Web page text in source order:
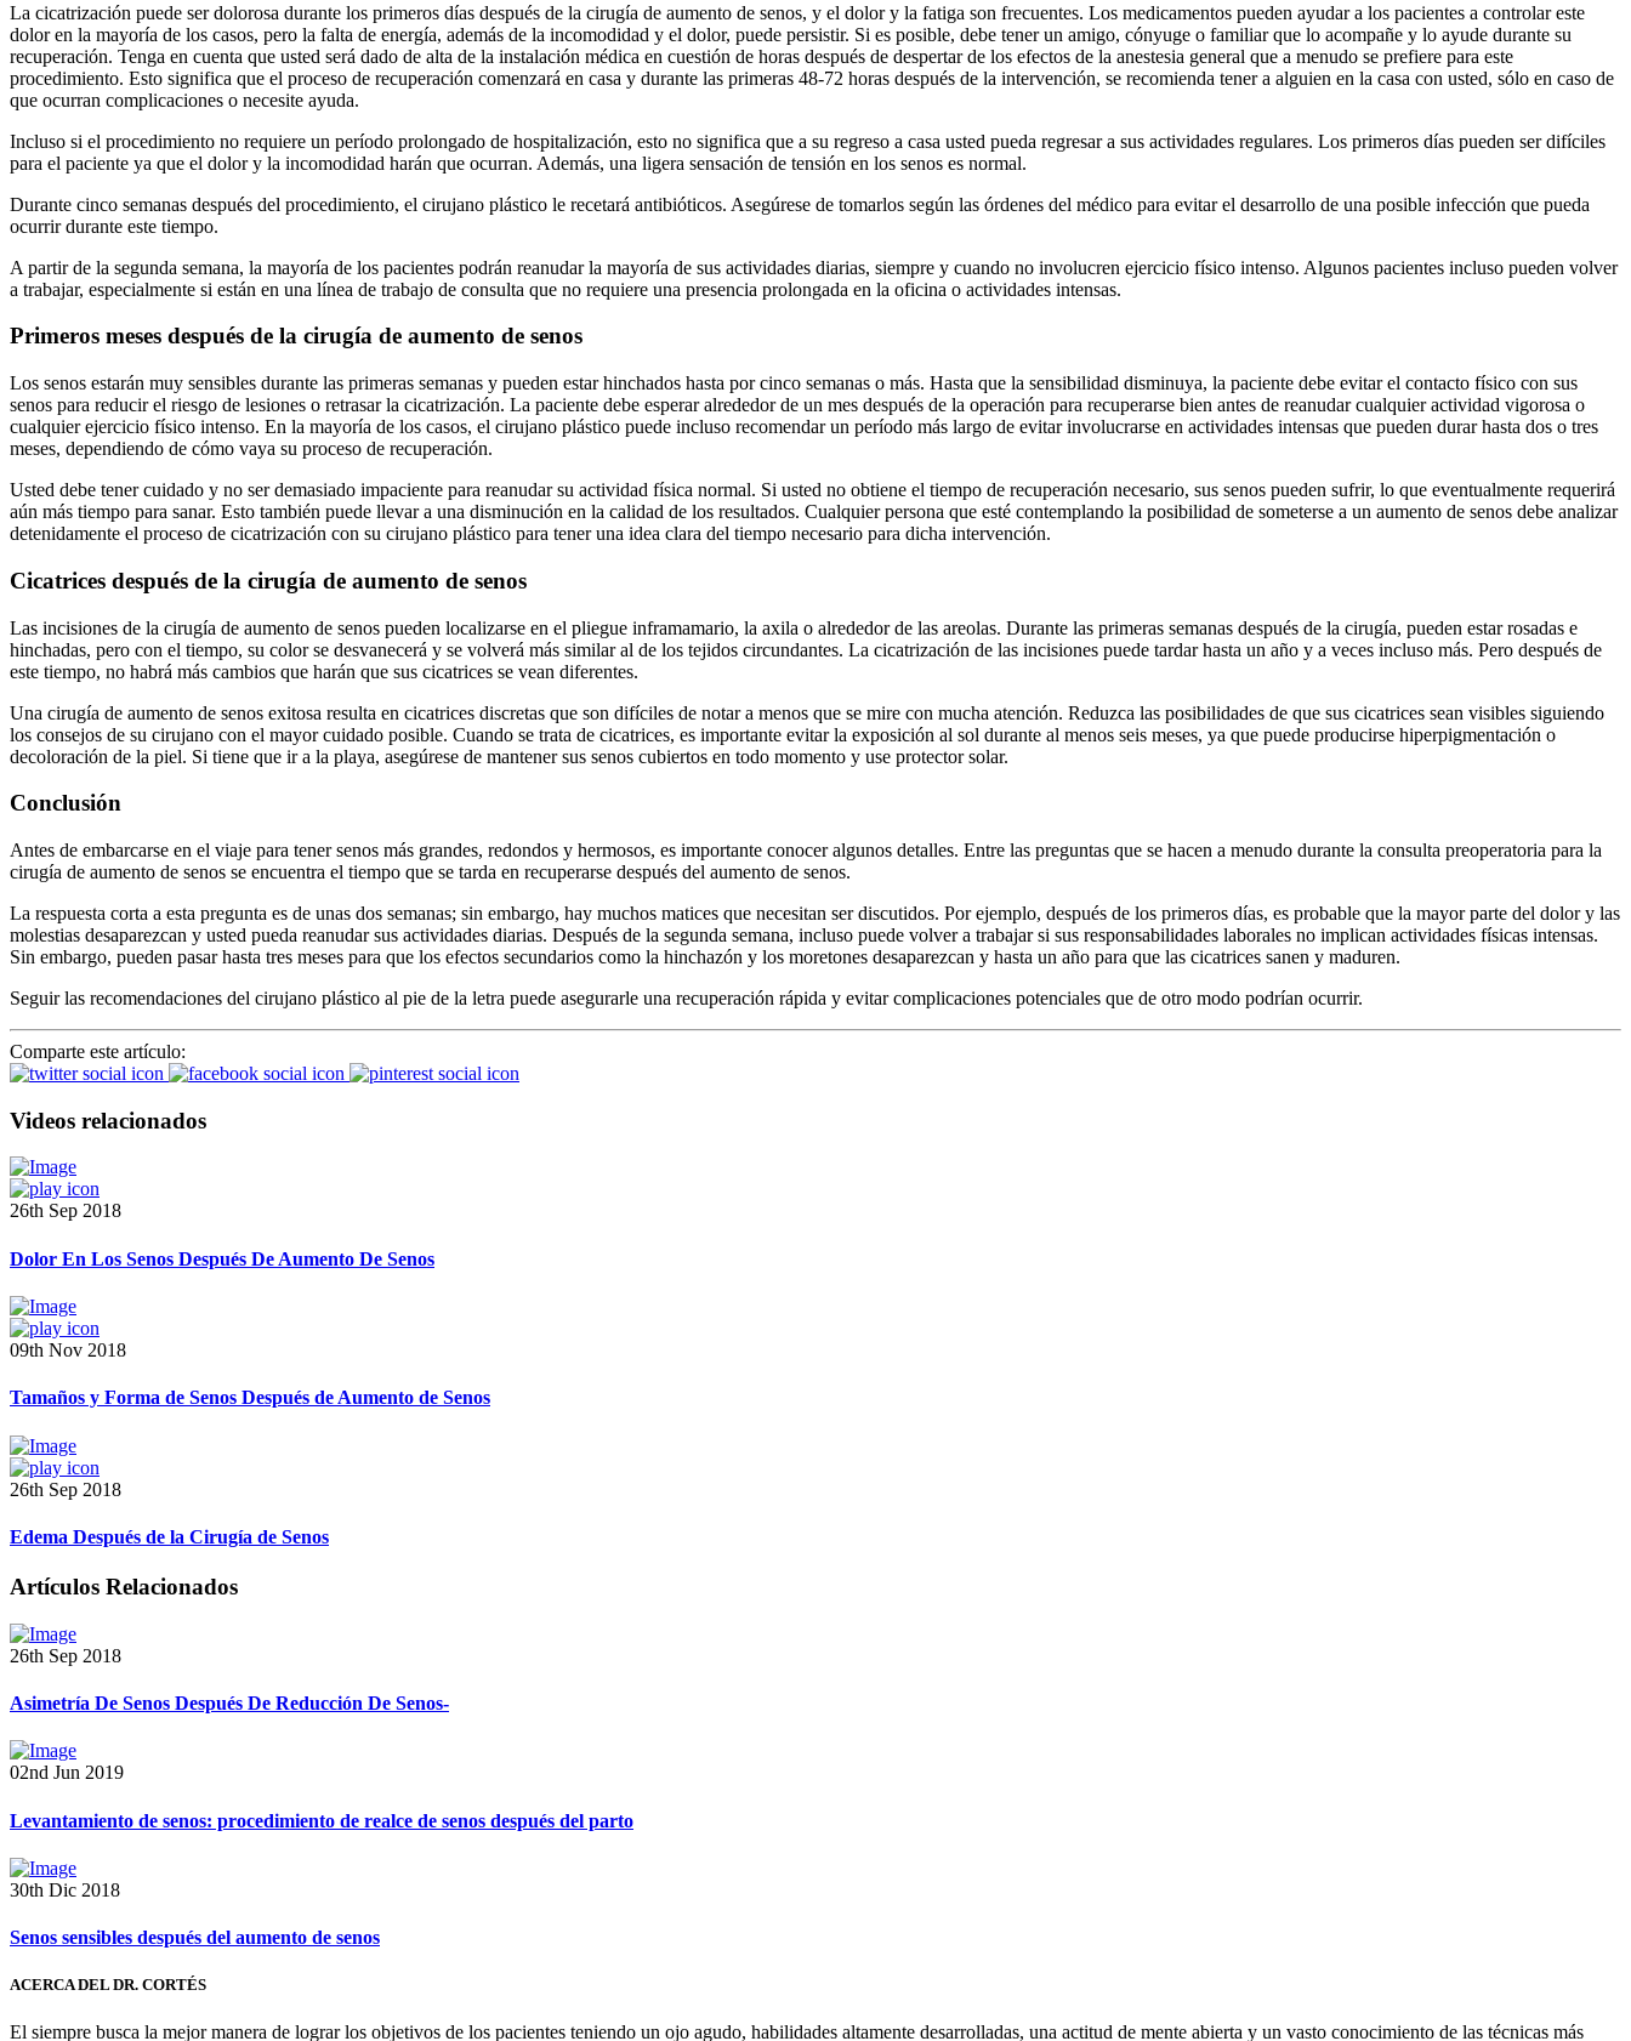
La cicatrización puede ser dolorosa durante los primeros días después de la cirugía de aumento de senos, y el dolor y la fatiga son frecuentes. Los medicamentos pueden ayudar a los pacientes a controlar este
dolor en la mayoría de los casos, pero la falta de energía, además de la incomodidad y el dolor, puede persistir. Si es posible, debe tener un amigo, cónyuge o familiar que lo acompañe y lo ayude durante su
recuperación. Tenga en cuenta que usted será dado de alta de la instalación médica en cuestión de horas después de despertar de los efectos de la anestesia general que a menudo se prefiere para este
procedimiento. Esto significa que el proceso de recuperación comenzará en casa y durante las primeras 48-72 horas después de la intervención, se recomienda tener a alguien en la casa con usted, sólo en caso de
que ocurran complicaciones o necesite ayuda.
Incluso si el procedimiento no requiere un período prolongado de hospitalización, esto no significa que a su regreso a casa usted pueda regresar a sus actividades regulares. Los primeros días pueden ser difíciles
para el paciente ya que el dolor y la incomodidad harán que ocurran. Además, una ligera sensación de tensión en los senos es normal.
Durante cinco semanas después del procedimiento, el cirujano plástico le recetará antibióticos. Asegúrese de tomarlos según las órdenes del médico para evitar el desarrollo de una posible infección que pueda
ocurrir durante este tiempo.
A partir de la segunda semana, la mayoría de los pacientes podrán reanudar la mayoría de sus actividades diarias, siempre y cuando no involucren ejercicio físico intenso. Algunos pacientes incluso pueden volver
a trabajar, especialmente si están en una línea de trabajo de consulta que no requiere una presencia prolongada en la oficina o actividades intensas.
Primeros meses después de la cirugía de aumento de senos
Los senos estarán muy sensibles durante las primeras semanas y pueden estar hinchados hasta por cinco semanas o más. Hasta que la sensibilidad disminuya, la paciente debe evitar el contacto físico con sus
senos para reducir el riesgo de lesiones o retrasar la cicatrización. La paciente debe esperar alrededor de un mes después de la operación para recuperarse bien antes de reanudar cualquier actividad vigorosa o
cualquier ejercicio físico intenso. En la mayoría de los casos, el cirujano plástico puede incluso recomendar un período más largo de evitar involucrarse en actividades intensas que pueden durar hasta dos o tres
meses, dependiendo de cómo vaya su proceso de recuperación.
Usted debe tener cuidado y no ser demasiado impaciente para reanudar su actividad física normal. Si usted no obtiene el tiempo de recuperación necesario, sus senos pueden sufrir, lo que eventualmente requerirá
aún más tiempo para sanar. Esto también puede llevar a una disminución en la calidad de los resultados. Cualquier persona que esté contemplando la posibilidad de someterse a un aumento de senos debe analizar
detenidamente el proceso de cicatrización con su cirujano plástico para tener una idea clara del tiempo necesario para dicha intervención.
Cicatrices después de la cirugía de aumento de senos
Las incisiones de la cirugía de aumento de senos pueden localizarse en el pliegue inframamario, la axila o alrededor de las areolas. Durante las primeras semanas después de la cirugía, pueden estar rosadas e
hinchadas, pero con el tiempo, su color se desvanecerá y se volverá más similar al de los tejidos circundantes. La cicatrización de las incisiones puede tardar hasta un año y a veces incluso más. Pero después de
este tiempo, no habrá más cambios que harán que sus cicatrices se vean diferentes.
Una cirugía de aumento de senos exitosa resulta en cicatrices discretas que son difíciles de notar a menos que se mire con mucha atención. Reduzca las posibilidades de que sus cicatrices sean visibles siguiendo
los consejos de su cirujano con el mayor cuidado posible. Cuando se trata de cicatrices, es importante evitar la exposición al sol durante al menos seis meses, ya que puede producirse hiperpigmentación o
decoloración de la piel. Si tiene que ir a la playa, asegúrese de mantener sus senos cubiertos en todo momento y use protector solar.
Conclusión
Antes de embarcarse en el viaje para tener senos más grandes, redondos y hermosos, es importante conocer algunos detalles. Entre las preguntas que se hacen a menudo durante la consulta preoperatoria para la
cirugía de aumento de senos se encuentra el tiempo que se tarda en recuperarse después del aumento de senos.
La respuesta corta a esta pregunta es de unas dos semanas; sin embargo, hay muchos matices que necesitan ser discutidos. Por ejemplo, después de los primeros días, es probable que la mayor parte del dolor y las
molestias desaparezcan y usted pueda reanudar sus actividades diarias. Después de la segunda semana, incluso puede volver a trabajar si sus responsabilidades laborales no implican actividades físicas intensas.
Sin embargo, pueden pasar hasta tres meses para que los efectos secundarios como la hinchazón y los moretones desaparezcan y hasta un año para que las cicatrices sanen y maduren.
Seguir las recomendaciones del cirujano plástico al pie de la letra puede asegurarle una recuperación rápida y evitar complicaciones potenciales que de otro modo podrían ocurrir.
Comparte este artículo:
Videos relacionados
26th Sep 2018
Dolor En Los Senos Después De Aumento De Senos
09th Nov 2018
Tamaños y Forma de Senos Después de Aumento de Senos
26th Sep 2018
Edema Después de la Cirugía de Senos
Artículos Relacionados
26th Sep 2018
Asimetría De Senos Después De Reducción De Senos-
02nd Jun 2019
Levantamiento de senos: procedimiento de realce de senos después del parto
30th Dic 2018
Senos sensibles después del aumento de senos
ACERCA DEL DR. CORTÉS
El siempre busca la mejor manera de lograr los objetivos de los pacientes teniendo un ojo agudo, habilidades altamente desarrolladas, una actitud de mente abierta y un vasto conocimiento de las técnicas más